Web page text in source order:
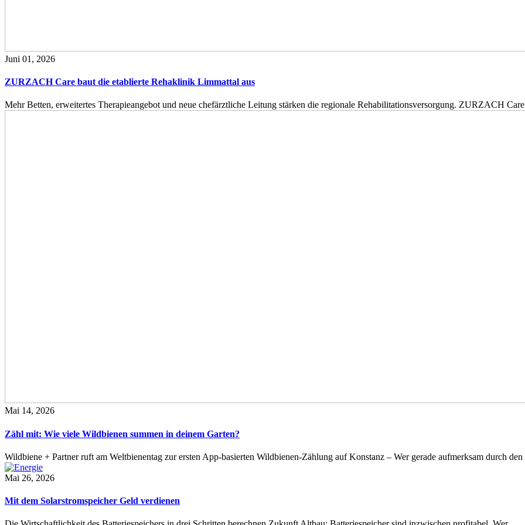
Juni 01, 2026
ZURZACH Care baut die etablierte Rehaklinik Limmattal aus
Mehr Betten, erweitertes Therapieangebot und neue chefärztliche Leitung stärken die regionale Rehabilitationsversorgung. ZURZACH
Mai 14, 2026
Zähl mit: Wie viele Wildbienen summen in deinem Garten?
Wildbiene + Partner ruft am Weltbienentag zur ersten App-basierten Wildbienen-Zählung auf Konstanz – Wer gerade aufmerksam durch
Mai 26, 2026
Mit dem Solarstromspeicher Geld verdienen